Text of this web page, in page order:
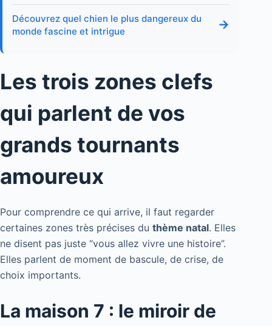
Découvrez quel chien le plus dangereux du
monde fascine et intrigue
→
Les trois zones clefs
qui parlent de vos
grands tournants
amoureux
Pour comprendre ce qui arrive, il faut regarder
certaines zones très précises du thème natal. Elles
ne disent pas juste “vous allez vivre une histoire”.
Elles parlent de moment de bascule, de crise, de
choix importants.
La maison 7 : le miroir de